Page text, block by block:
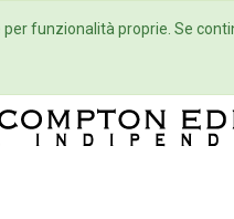
Eventi
funzionalità proprie. Se